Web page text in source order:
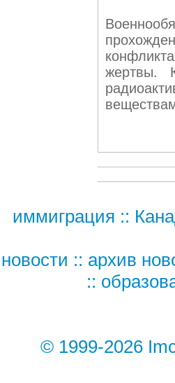
жертвы.
иммиграция ::
новости :: архив
::
© 1999-2026